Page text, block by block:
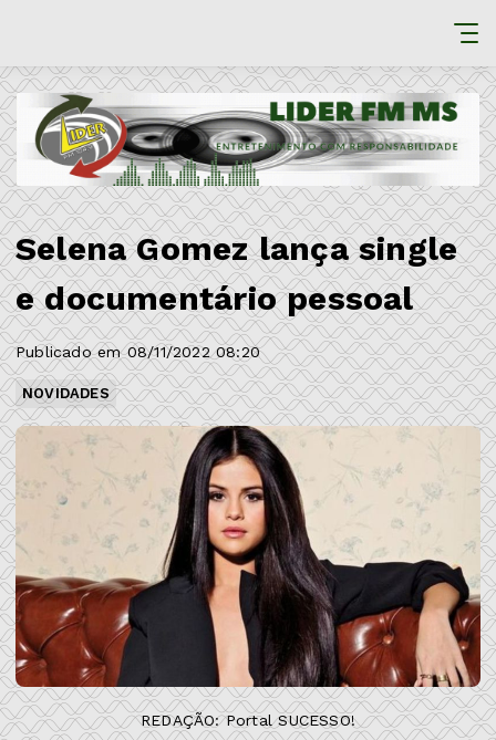
Selena Gomez lança single
e documentário pessoal
Publicado em 08/11/2022 08:20
NOVIDADES
REDAÇÃO: Portal SUCESSO!